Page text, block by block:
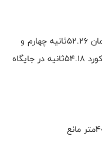
در این رقابت همچنین رضا ملک‌پور با ثبت زمان ۵۲.۲۶ثانیه چهارم و
امیر مقدمی دیگر نماینده کشورمان با ثبت رکورد ۵۴.۱۸ثانیه در جایگاه